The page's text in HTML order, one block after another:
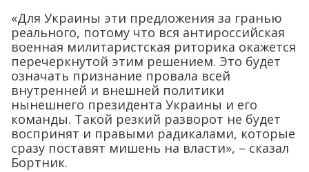
«Для Украины эти предложения за гранью
реального, потому что вся антироссийская
военная милитаристская риторика окажется
перечеркнутой этим решением. Это будет
означать признание провала всей
внутренней и внешней политики
нынешнего президента Украины и его
команды. Такой резкий разворот не будет
воспринят и правыми радикалами, которые
сразу поставят мишень на власти», – сказал
Бортник.